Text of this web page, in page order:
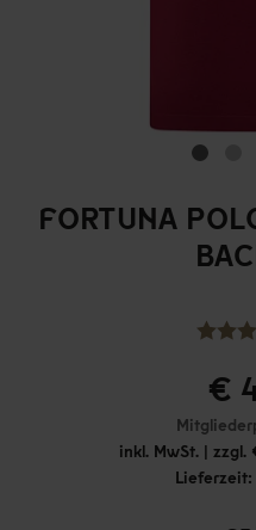
FORTUNA
€
inkl. MwSt. | zzgl.
Lieferzeit: